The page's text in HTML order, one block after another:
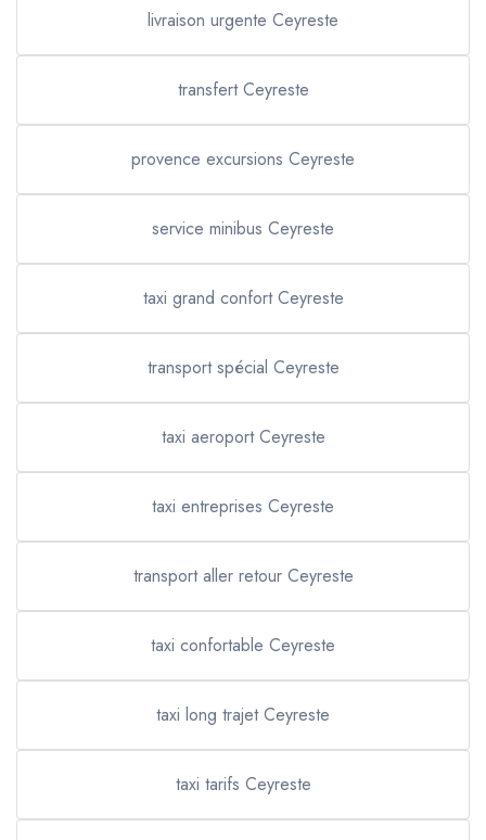
livraison urgente Ceyreste
transfert Ceyreste
provence excursions Ceyreste
service minibus Ceyreste
taxi grand confort Ceyreste
transport spécial Ceyreste
taxi aeroport Ceyreste
taxi entreprises Ceyreste
transport aller retour Ceyreste
taxi confortable Ceyreste
taxi long trajet Ceyreste
taxi tarifs Ceyreste